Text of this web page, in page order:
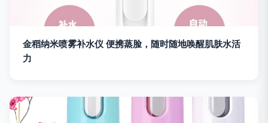
金稻纳米喷雾补水仪 便携蒸脸，随时随地唤醒肌肤水活
力